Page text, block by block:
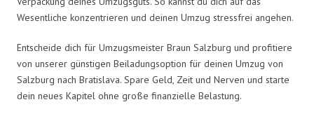
Wesentliche konzentrieren und deinen Umzug stressfrei angehen.
Entscheide dich für Umzugsmeister Braun Salzburg und profitiere
von unserer günstigen Beiladungsoption für deinen Umzug von
Salzburg nach Bratislava. Spare Geld, Zeit und Nerven und starte
dein neues Kapitel ohne große finanzielle Belastung.